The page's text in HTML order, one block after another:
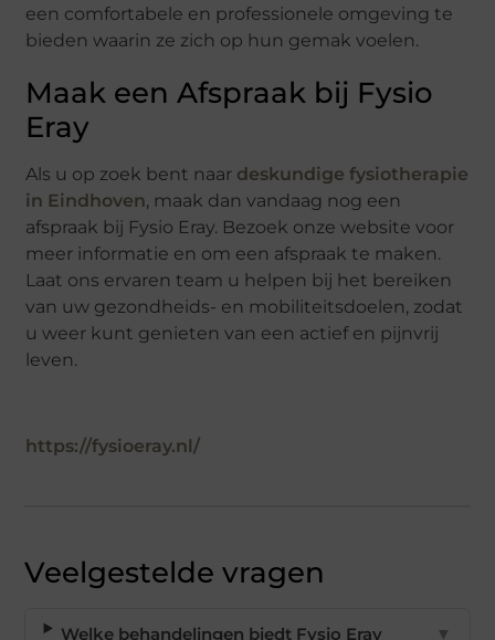
een comfortabele en professionele omgeving te
bieden waarin ze zich op hun gemak voelen.
Maak een Afspraak bij Fysio
Eray
Als u op zoek bent naar deskundige fysiotherapie
in Eindhoven, maak dan vandaag nog een
afspraak bij Fysio Eray. Bezoek onze website voor
meer informatie en om een afspraak te maken.
Laat ons ervaren team u helpen bij het bereiken
van uw gezondheids- en mobiliteitsdoelen, zodat
u weer kunt genieten van een actief en pijnvrij
leven.
https://fysioeray.nl/
Veelgestelde vragen
Welke behandelingen biedt Fysio Eray ▼